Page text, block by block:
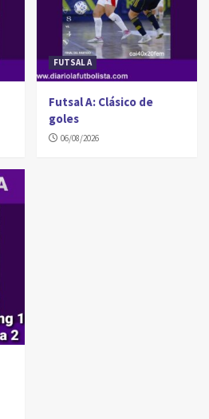
FUTSAL A
Futsal A: Clásico de
goles
06/08/2026